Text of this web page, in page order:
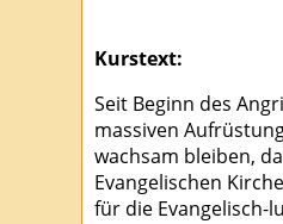
Kurstext:
Seit Beginn des
massiven
wachsam bleiben,
Evangelischen
für die Evangelisch-